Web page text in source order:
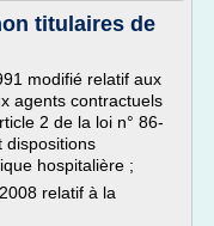
titulaires de
modifié relatif aux
agents contractuels
2 de la loi n° 86-
dispositions
hospitalière ;
relatif à la